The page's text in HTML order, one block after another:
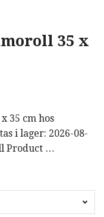
35 x
35 cm hos
i lager: 2026-08-
Product …